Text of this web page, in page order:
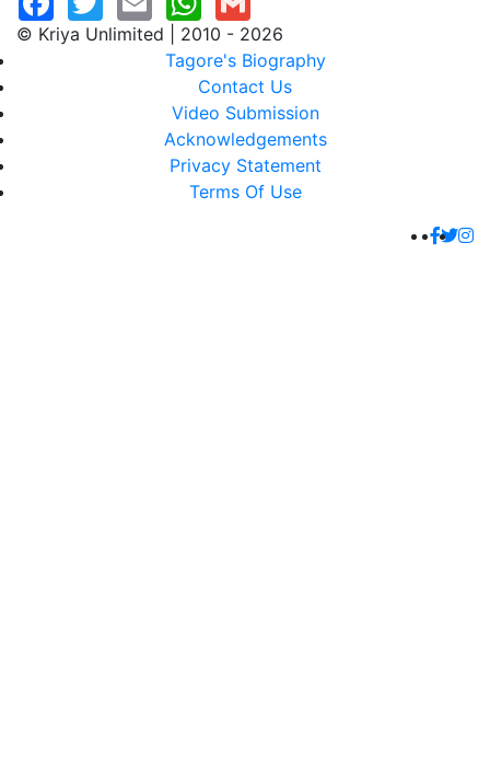
© Kriya Unlimited | 2010 - 2026
Tagore's Biography
Contact Us
Video Submission
Acknowledgements
Privacy Statement
Terms Of Use